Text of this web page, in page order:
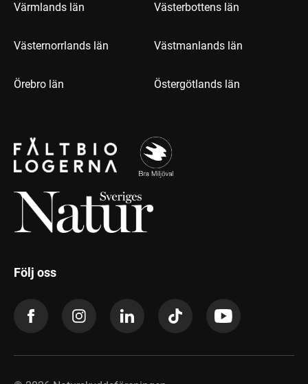
Värmlands län Västerbottens län
Västernorrlands län Västmanlands län
Örebro län Östergötlands län
Följ oss